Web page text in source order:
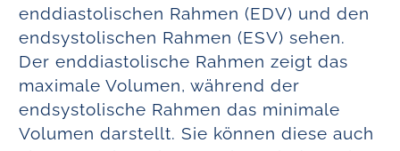
enddiastolischen Rahmen (EDV) und den
endsystolischen Rahmen (ESV) sehen.
Der enddiastolische Rahmen zeigt das
maximale Volumen, während der
endsystolische Rahmen das minimale
Volumen darstellt. Sie können diese auch